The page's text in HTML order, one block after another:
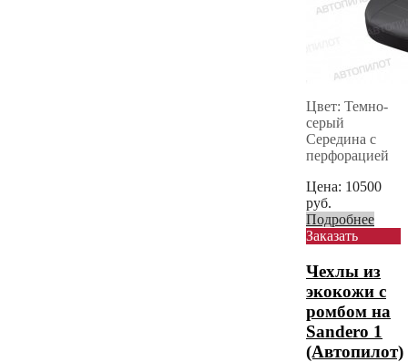
Цвет: Темно-
серый
Середина с
перфорацией
Цена: 10500
руб.
Подробнее
Заказать
Чехлы из
экокожи с
ромбом на
Sandero 1
(Автопилот)